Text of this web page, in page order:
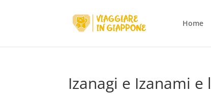
Home
Izanagi e Izanami